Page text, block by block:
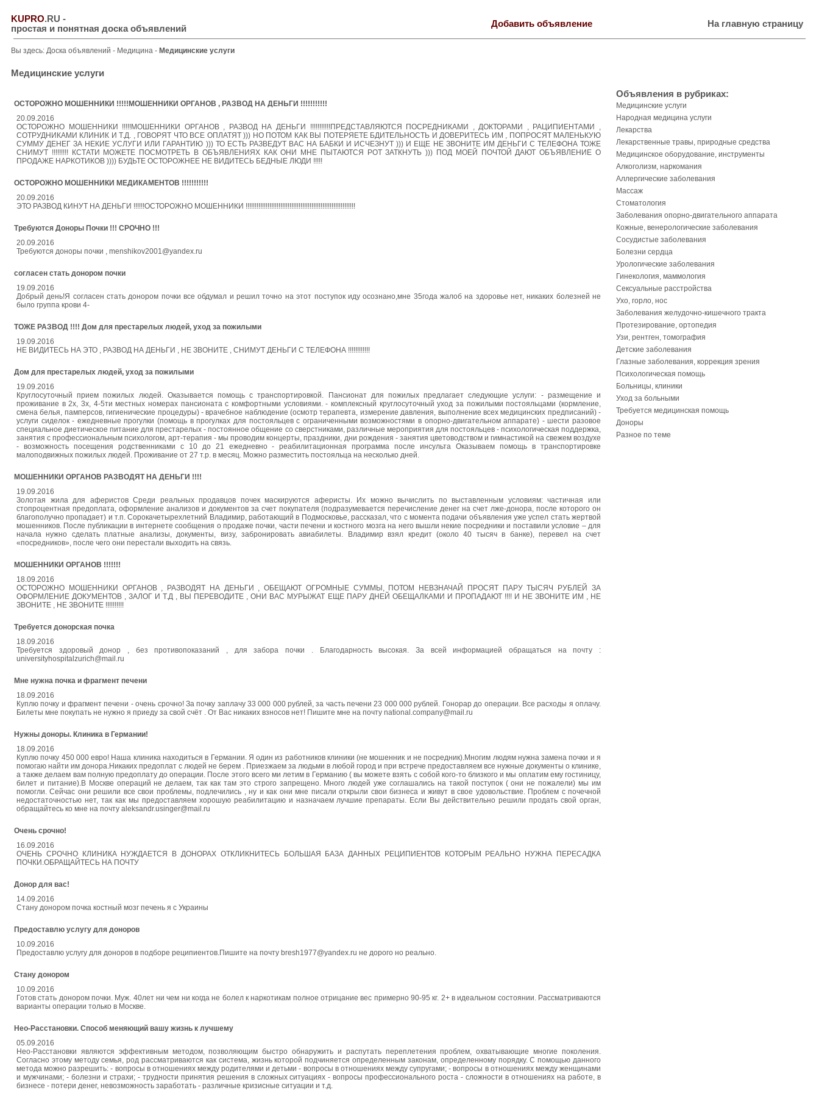
KUPRO.RU -
простая и понятная доска объявлений
Добавить объявление На главную страницу
Вы здесь: Доска объявлений - Медицина - Медицинские услуги
Медицинские услуги
ОСТОРОЖНО МОШЕННИКИ !!!!!МОШЕННИКИ ОРГАНОВ , РАЗВОД НА ДЕНЬГИ !!!!!!!!!!!
20.09.2016
ОСТОРОЖНО МОШЕННИКИ !!!!!МОШЕННИКИ ОРГАНОВ , РАЗВОД НА ДЕНЬГИ !!!!!!!!!!!ПРЕДСТАВЛЯЮТСЯ ПОСРЕДНИКАМИ , ДОКТОРАМИ , РАЦИПИЕНТАМИ ,
СОТРУДНИКАМИ КЛИНИК И Т.Д. , ГОВОРЯТ ЧТО ВСЕ ОПЛАТЯТ ))) НО ПОТОМ КАК ВЫ ПОТЕРЯЕТЕ БДИТЕЛЬНОСТЬ И ДОВЕРИТЕСЬ ИМ , ПОПРОСЯТ МАЛЕНЬКУЮ
СУММУ ДЕНЕГ ЗА НЕКИЕ УСЛУГИ ИЛИ ГАРАНТИЮ ))) ТО ЕСТЬ РАЗВЕДУТ ВАС НА БАБКИ И ИСЧЕЗНУТ ))) И ЕЩЕ НЕ ЗВОНИТЕ ИМ ДЕНЬГИ С ТЕЛЕФОНА ТОЖЕ
СНИМУТ !!!!!!!!! КСТАТИ МОЖЕТЕ ПОСМОТРЕТЬ В ОБЪЯВЛЕНИЯХ КАК ОНИ МНЕ ПЫТАЮТСЯ РОТ ЗАТКНУТЬ ))) ПОД МОЕЙ ПОЧТОЙ ДАЮТ ОБЪЯВЛЕНИЕ О
ПРОДАЖЕ НАРКОТИКОВ )))) БУДЬТЕ ОСТОРОЖНЕЕ НЕ ВИДИТЕСЬ БЕДНЫЕ ЛЮДИ !!!!!
ОСТОРОЖНО МОШЕННИКИ МЕДИКАМЕНТОВ !!!!!!!!!!!
20.09.2016
ЭТО РАЗВОД КИНУТ НА ДЕНЬГИ !!!!!!ОСТОРОЖНО МОШЕННИКИ !!!!!!!!!!!!!!!!!!!!!!!!!!!!!!!!!!!!!!!!!!!!!!!!!!!!!!!!!!!!
Требуются Доноры Почки !!! СРОЧНО !!!
20.09.2016
Требуются доноры почки , menshikov2001@yandex.ru
согласен стать донором почки
19.09.2016
Добрый день!Я согласен стать донором почки все обдумал и решил точно на этот поступок иду осознано,мне 35года жалоб на здоровье нет, никаких болезней не
было группа крови 4-
ТОЖЕ РАЗВОД !!!! Дом для престарелых людей, уход за пожилыми
19.09.2016
НЕ ВИДИТЕСЬ НА ЭТО , РАЗВОД НА ДЕНЬГИ , НЕ ЗВОНИТЕ , СНИМУТ ДЕНЬГИ С ТЕЛЕФОНА !!!!!!!!!!!!
Дом для престарелых людей, уход за пожилыми
19.09.2016
Круглосуточный прием пожилых людей. Оказывается помощь с транспортировкой. Пансионат для пожилых предлагает следующие услуги: - размещение и
проживание в 2х, 3х, 4-5ти местных номерах пансионата с комфортными условиями. - комплексный круглосуточный уход за пожилыми постояльцами (кормление,
смена белья, памперсов, гигиенические процедуры) - врачебное наблюдение (осмотр терапевта, измерение давления, выполнение всех медицинских предписаний) -
услуги сиделок - ежедневные прогулки (помощь в прогулках для постояльцев с ограниченными возможностями в опорно-двигательном аппарате) - шести разовое
специальное диетическое питание для престарелых - постоянное общение со сверстниками, различные мероприятия для постояльцев - психологическая поддержка,
занятия с профессиональным психологом, арт-терапия - мы проводим концерты, праздники, дни рождения - занятия цветоводством и гимнастикой на свежем воздухе
- возможность посещения родственниками с 10 до 21 ежедневно - реабилитационная программа после инсульта Оказываем помощь в транспортировке
малоподвижных пожилых людей. Проживание от 27 т.р. в месяц. Можно разместить постояльца на несколько дней.
МОШЕННИКИ ОРГАНОВ РАЗВОДЯТ НА ДЕНЬГИ !!!!
19.09.2016
Золотая жила для аферистов Среди реальных продавцов почек маскируются аферисты. Их можно вычислить по выставленным условиям: частичная или
стопроцентная предоплата, оформление анализов и документов за счет покупателя (подразумевается перечисление денег на счет лже-донора, после которого он
благополучно пропадает) и т.п. Сорокачетырехлетний Владимир, работающий в Подмосковье, рассказал, что с момента подачи объявления уже успел стать жертвой
мошенников. После публикации в интернете сообщения о продаже почки, части печени и костного мозга на него вышли некие посредники и поставили условие – для
начала нужно сделать платные анализы, документы, визу, забронировать авиабилеты. Владимир взял кредит (около 40 тысяч в банке), перевел на счет
«посредников», после чего они перестали выходить на связь.
МОШЕННИКИ ОРГАНОВ !!!!!!!
18.09.2016
ОСТОРОЖНО МОШЕННИКИ ОРГАНОВ , РАЗВОДЯТ НА ДЕНЬГИ , ОБЕЩАЮТ ОГРОМНЫЕ СУММЫ, ПОТОМ НЕВЗНАЧАЙ ПРОСЯТ ПАРУ ТЫСЯЧ РУБЛЕЙ ЗА
ОФОРМЛЕНИЕ ДОКУМЕНТОВ , ЗАЛОГ И Т.Д , ВЫ ПЕРЕВОДИТЕ , ОНИ ВАС МУРЫЖАТ ЕЩЕ ПАРУ ДНЕЙ ОБЕЩАЛКАМИ И ПРОПАДАЮТ !!!! И НЕ ЗВОНИТЕ ИМ , НЕ
ЗВОНИТЕ , НЕ ЗВОНИТЕ !!!!!!!!!!
Требуется донорская почка
18.09.2016
Требуется здоровый донор , без противопоказаний , для забора почки . Благодарность высокая. За всей информацией обращаться на почту :
universityhospitalzurich@mail.ru
Мне нужна почка и фрагмент печени
18.09.2016
Куплю почку и фрагмент печени - очень срочно! За почку заплачу 33 000 000 рублей, за часть печени 23 000 000 рублей. Гонорар до операции. Все расходы я оплачу.
Билеты мне покупать не нужно я приеду за свой счёт . От Вас никаких взносов нет! Пишите мне на почту national.company@mail.ru
Нужны доноры. Клиника в Германии!
18.09.2016
Куплю почку 450 000 евро! Наша клиника находиться в Германии. Я один из работников клиники (не мошенник и не посредник).Многим людям нужна замена почки и я
помогаю найти им донора.Никаких предоплат с людей не берем . Приезжаем за людьми в любой город и при встрече предоставляем все нужные документы о клинике,
а также делаем вам полную предоплату до операции. После этого всего ми летим в Германию ( вы можете взять с собой кого-то близкого и мы оплатим ему гостиницу,
билет и питание).В Москве операций не делаем, так как там это строго запрещено. Много людей уже соглашались на такой поступок ( они не пожалели) мы им
помогли. Сейчас они решили все свои проблемы, подлечились , ну и как они мне писали открыли свои бизнеса и живут в свое удовольствие. Проблем с почечной
недостаточностью нет, так как мы предоставляем хорошую реабилитацию и назначаем лучшие препараты. Если Вы действительно решили продать свой орган,
обращайтесь ко мне на почту aleksandr.usinger@mail.ru
Очень срочно!
16.09.2016
ОЧЕНЬ СРОЧНО КЛИНИКА НУЖДАЕТСЯ В ДОНОРАХ ОТКЛИКНИТЕСЬ БОЛЬШАЯ БАЗА ДАННЫХ РЕЦИПИЕНТОВ КОТОРЫМ РЕАЛЬНО НУЖНА ПЕРЕСАДКА
ПОЧКИ.ОБРАЩАЙТЕСЬ НА ПОЧТУ
Донор для вас!
14.09.2016
Стану донором почка костный мозг печень я с Украины
Предоставлю услугу для доноров
10.09.2016
Предоставлю услугу для доноров в подборе реципиентов.Пишите на почту bresh1977@yandex.ru не дорого но реально.
Стану донором
10.09.2016
Готов стать донором почки. Муж. 40лет ни чем ни когда не болел к наркотикам полное отрицание вес примерно 90-95 кг. 2+ в идеальном состоянии. Рассматриваются
варианты операции только в Москве.
Нео-Расстановки. Способ меняющий вашу жизнь к лучшему
05.09.2016
Нео-Расстановки являются эффективным методом, позволяющим быстро обнаружить и распутать переплетения проблем, охватывающие многие поколения.
Согласно этому методу семья, род рассматриваются как система, жизнь которой подчиняется определенным законам, определенному порядку. С помощью данного
метода можно разрешить: - вопросы в отношениях между родителями и детьми - вопросы в отношениях между супругами; - вопросы в отношениях между женщинами
и мужчинами; - болезни и страхи; - трудности принятия решения в сложных ситуациях - вопросы профессионального роста - сложности в отношениях на работе, в
бизнесе - потери денег, невозможность заработать - различные кризисные ситуации и т.д.
Объявления в рубриках:
Медицинские услуги
Народная медицина услуги
Лекарства
Лекарственные травы, природные средства
Медицинское оборудование, инструменты
Алкоголизм, наркомания
Аллергические заболевания
Массаж
Стоматология
Заболевания опорно-двигательного аппарата
Кожные, венерологические заболевания
Сосудистые заболевания
Болезни сердца
Урологические заболевания
Гинекология, маммология
Сексуальные расстройства
Ухо, горло, нос
Заболевания желудочно-кишечного тракта
Протезирование, ортопедия
Узи, рентген, томография
Детские заболевания
Глазные заболевания, коррекция зрения
Психологическая помощь
Больницы, клиники
Уход за больными
Требуется медицинская помощь
Доноры
Разное по теме